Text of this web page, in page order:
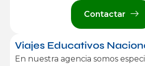
Contactar
Viajes Educativos
En nuestra agencia somos